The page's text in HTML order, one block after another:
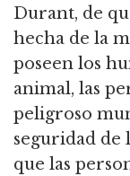
Durant, de
hecha de la
poseen los
animal, las
peligroso
seguridad de
que las